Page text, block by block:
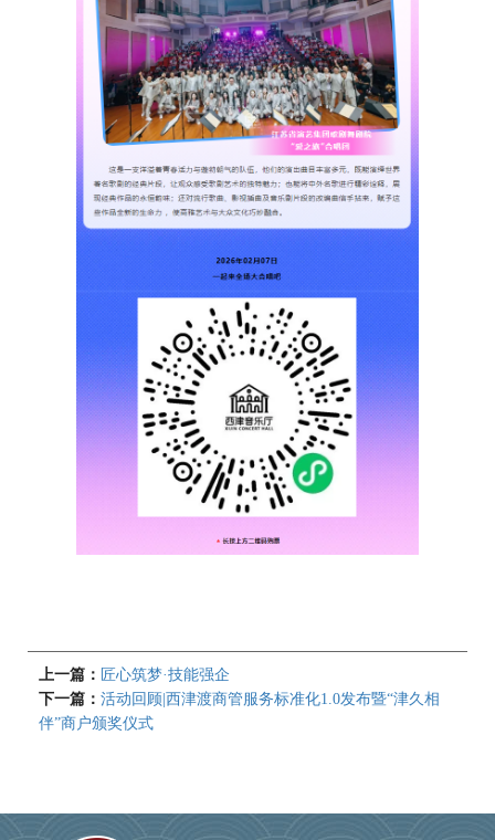
上一篇： 匠心筑梦·技能强企
下一篇： 活动回顾|西津渡商管服务标准化1.0发布暨“津久相
伴”商户颁奖仪式